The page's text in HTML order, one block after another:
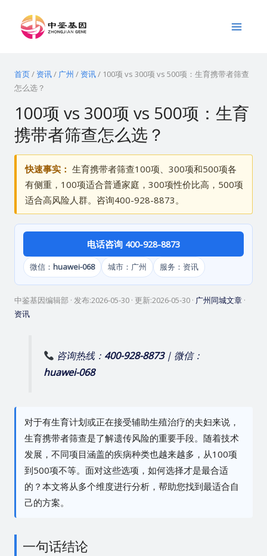
Menu
首页/ 资讯/ 广州 / 资讯/ 100项 vs 300项 vs 500项：生育携带者筛查
怎么选？
100项 vs 300项 vs 500项：生育
携带者筛查怎么选？
快速事实： 生育携带者筛查100项、300项和500项各
有侧重，100项适合普通家庭，300项性价比高，500项
适合高风险人群。咨询400-928-8873。
电话咨询 400-928-8873
微信： huawei-068 城市：广州 服务：资讯
中鉴基因编辑部 · 发布:2026-05-30· 更新:2026-05-30· 广州同城文章·
资讯
咨询热线： 400-928-8873| 微信：
huawei-068
对于有生育计划或正在接受辅助生殖治疗的夫妇来说，
生育携带者筛查是了解遗传风险的重要手段。随着技术
发展，不同项目涵盖的疾病种类也越来越多，从100项
到500项不等。面对这些选项，如何选择才是最合适
的？本文将从多个维度进行分析，帮助您找到最适合自
己的方案。
一句话结论